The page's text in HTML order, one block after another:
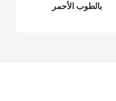
بالطوب الأحمر